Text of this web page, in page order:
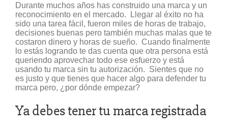
Durante muchos años has construido una marca y un
reconocimiento en el mercado. Llegar al éxito no ha
sido una tarea fácil, fueron miles de horas de trabajo,
decisiones buenas pero también muchas malas que te
costaron dinero y horas de sueño. Cuando finalmente
lo estás logrando te das cuenta que otra persona está
queriendo aprovechar todo ese esfuerzo y está
usando tu marca sin tu autorización. Sientes que no
es justo y que tienes que hacer algo para defender tu
marca pero, ¿por dónde empezar?
Ya debes tener tu marca registrada